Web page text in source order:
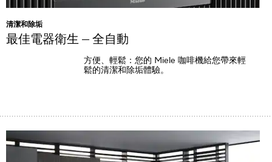
清潔和除垢
最佳電器衛生 – 全自動
方便、輕鬆：您的 Miele 咖啡機給您帶來輕
鬆的清潔和除垢體驗。